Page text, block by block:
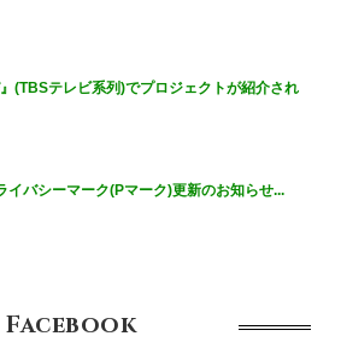
』(TBSテレビ系列)でプロジェクトが紹介され
イバシーマーク(Pマーク)更新のお知らせ...
Facebook